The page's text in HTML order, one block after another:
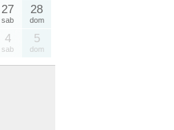
27
sab
28
dom
4
sab
5
dom